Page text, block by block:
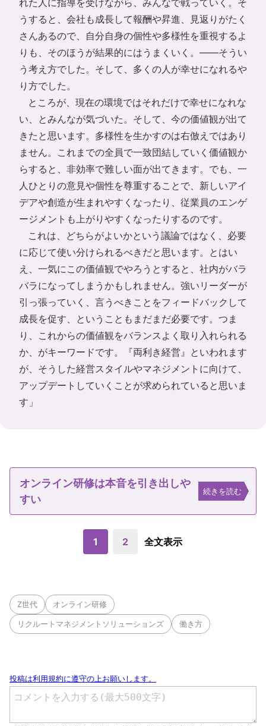
れた人に指導を受けながら、みんなで戦っていく。そ
うすると、会社も成長して報酬や昇進、見返りがたく
さんあるので、自分自身の個性や多様性を重視するよ
りも、そのほうが結果的にはうまくいく。――そうい
う考え方でした。そして、多くの人が幸せになれるや
り方でした。
ところが、現在の環境ではそれだけで幸せになれな
い、とみんなが気づいた。そして、今の価値観が出て
きたと思います。多様性を生かすのは右倣えではあり
ません。これまでの全員で一致団結していく価値観か
らすると、非効率で難しい面が出てきます。でも、一
人ひとりの意見や個性を尊重することで、新しいアイ
デアや創造が生まれやすくなったり、従業員のエンゲ
ージメントも上がりやすくなったりするのです。
これは、どちらがよいかという議論ではなく、必要
に応じて使い分けられるべきだと思います。とはい
え、一気にこの価値観でやろうとすると、社内がバラ
バラになってしまうかもしれません。強いリーダーが
引っ張っていく、言うべきことをフィードバックして
成長を促す、ということもまだまだ必要です。つま
り、これからの価値観をバランスよく取り入れられる
か、がキーワードです。『両利き経営』といわれます
が、そうした経営スタイルやマネジメントに向けて、
アップデートしていくことが求められていると思いま
す」
オンライン研修は本音を引き出しや
すい
続きを読む
1 2 全文表示
Z世代 オンライン研修
リクルートマネジメントソリューションズ 働き方